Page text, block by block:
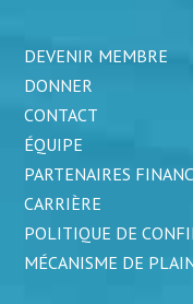
DEVENIR MEMBRE
DONNER
CONTACT
ÉQUIPE
PARTENAIRES
CARRIÈRE
POLITIQUE DE
MÉCANISME DE